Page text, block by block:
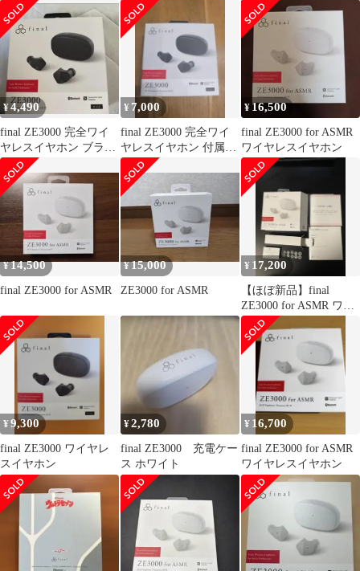
ワイヤレスイヤホン
ォン
¥4,490
final ZE3000 完全ワイ
ヤレスイヤホン ブラッ
ク
¥ 7,000
final ZE3000 完全ワイ
ヤレスイヤホン 付属品
完備
¥ 16,500
final ZE3000 for ASMR
ワイヤレスイヤホン
¥14,500
final ZE3000 for ASMR
¥15,000
ZE3000 for ASMR
¥ 17,200
【ほぼ新品】final
ZE3000 for ASMR ワイ
ヤレスイヤホン 本体
¥9,300
final ZE3000 ワイヤレ
スイヤホン
¥2,780
final ZE3000 充電ケー
ス ホワイト
¥ 16,700
final ZE3000 for ASMR
ワイヤレスイヤホン